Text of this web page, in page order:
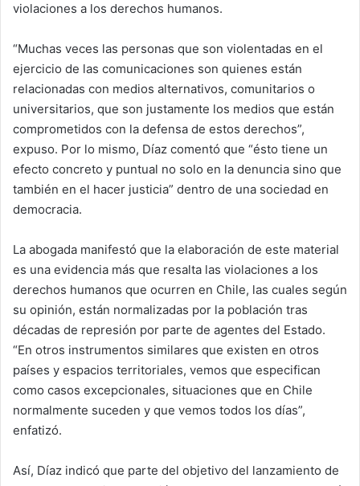
violaciones a los derechos humanos.
“Muchas veces las personas que son violentadas en el
ejercicio de las comunicaciones son quienes están
relacionadas con medios alternativos, comunitarios o
universitarios, que son justamente los medios que están
comprometidos con la defensa de estos derechos”,
expuso. Por lo mismo, Díaz comentó que “ésto tiene un
efecto concreto y puntual no solo en la denuncia sino que
también en el hacer justicia” dentro de una sociedad en
democracia.
La abogada manifestó que la elaboración de este material
es una evidencia más que resalta las violaciones a los
derechos humanos que ocurren en Chile, las cuales según
su opinión, están normalizadas por la población tras
décadas de represión por parte de agentes del Estado.
“En otros instrumentos similares que existen en otros
países y espacios territoriales, vemos que especifican
como casos excepcionales, situaciones que en Chile
normalmente suceden y que vemos todos los días”,
enfatizó.
Así, Díaz indicó que parte del objetivo del lanzamiento de